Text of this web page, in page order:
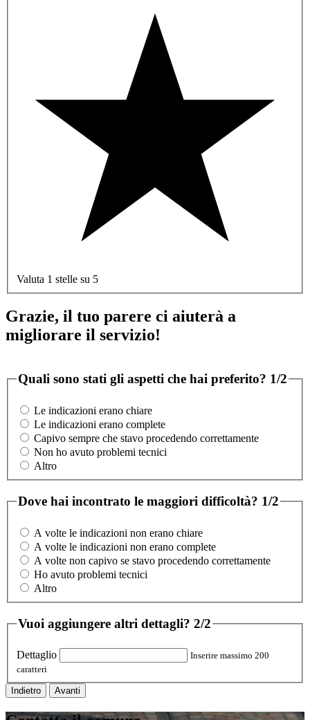
Valuta 1 stelle su 5
Grazie, il tuo parere ci aiuterà a
migliorare il servizio!
Quali sono stati gli aspetti che hai preferito? 1/2
Le indicazioni erano chiare
Le indicazioni erano complete
Capivo sempre che stavo procedendo correttamente
Non ho avuto problemi tecnici
Altro
Dove hai incontrato le maggiori difficoltà? 1/2
A volte le indicazioni non erano chiare
A volte le indicazioni non erano complete
A volte non capivo se stavo procedendo correttamente
Ho avuto problemi tecnici
Altro
Vuoi aggiungere altri dettagli? 2/2
Dettaglio
Inserire massimo 200
caratteri
Indietro Avanti